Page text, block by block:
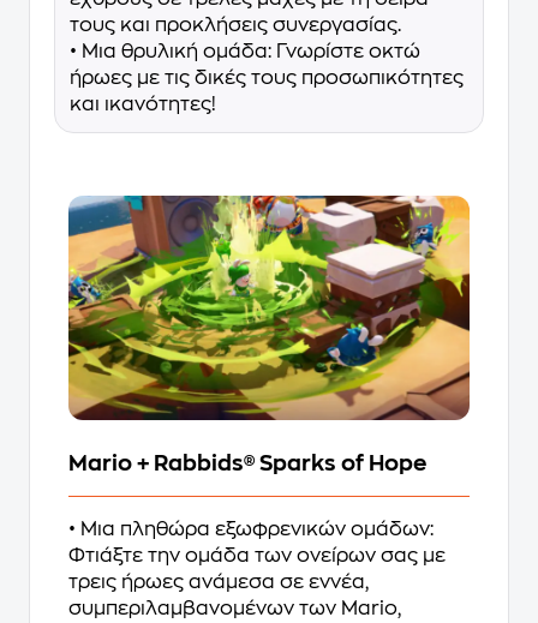
τους και προκλήσεις συνεργασίας.
• Μια θρυλική ομάδα: Γνωρίστε οκτώ
ήρωες με τις δικές τους προσωπικότητες
και ικανότητες!
Mario + Rabbids® Sparks of Hope
• Μια πληθώρα εξωφρενικών ομάδων:
Φτιάξτε την ομάδα των ονείρων σας με
τρεις ήρωες ανάμεσα σε εννέα,
συμπεριλαμβανομένων των Mario,